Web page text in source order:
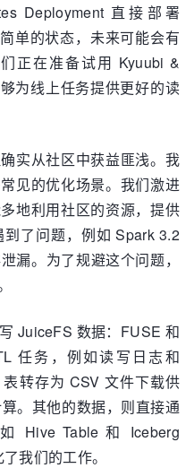
Deployment 直接部署
单的状态，未来可能会有
正在准备试用 Kyuubi &
为线上任务提供更好的读
实从社区中获益匪浅。我
见的优化场景。我们激进
地利用社区的资源，提供
了问题，例如 Spark 3.2
漏。为了规避这个问题，
JuiceFS 数据：FUSE 和
任务，例如读写日志和
转存为 CSV 文件下载供
。其他的数据，则直接通
Hive Table 和 Iceberg
我们的工作。